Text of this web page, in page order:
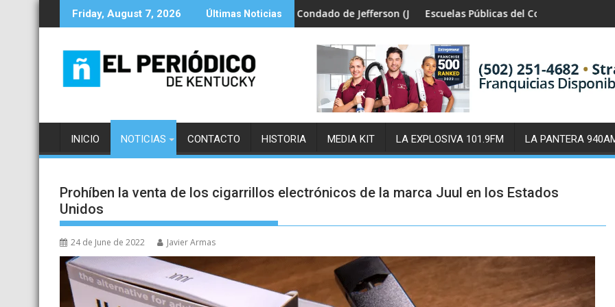
to
Friday, August 7, 2026 Últimas Noticias
de Thunder Over LouisvilleLas Escuelas Públicas del Condado de Jefferson (JCPS) demandarán a las empresas de redes sociales,
Escuelas Públicas del Condado de Jefferson (JCPS)
INICIO NOTICIAS CONTACTO HISTORIA MEDIA KIT LA EXPLOSIVA 101.9FM LA PANTERA
Prohíben la venta de los cigarrillos electrónicos de la marca Juul en los Estados
Unidos
24 de June de 2022 Javier Armas